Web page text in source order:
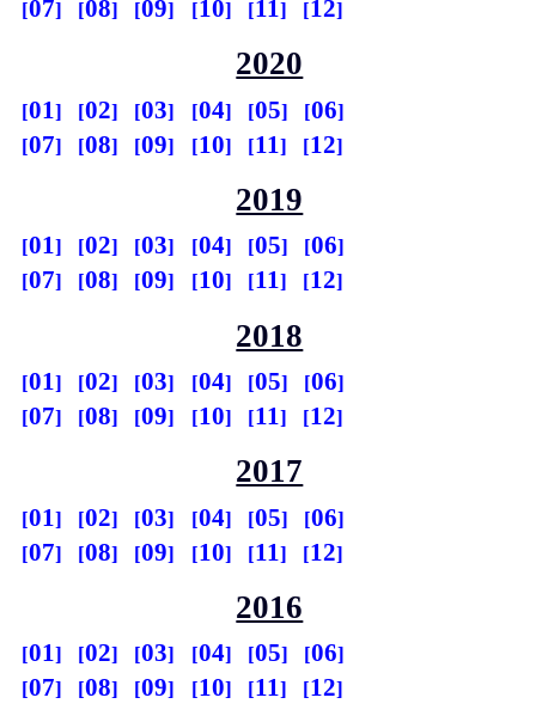
07 08 09 10 11 12
2020
01 02 03 04 05
06
07
08 09 10 11 12
2019
01 02 03 04 05
06
07
08 09 10 11 12
2018
01 02 03 04 05
06
07
08 09 10 11 12
2017
01 02 03 04 05
06
07
08 09 10 11 12
2016
01 02 03 04 05
06
07
08 09 10 11 12